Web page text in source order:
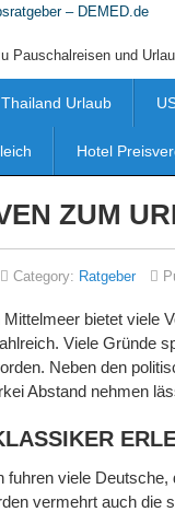
Pauschalreisen und
Thailand Urlaub
Hotel
ZUM
Category: Ratgeber
bietet viele
Viele Gründe
Neben den
Abstand nehmen
fuhren viele
vermehrt auch die